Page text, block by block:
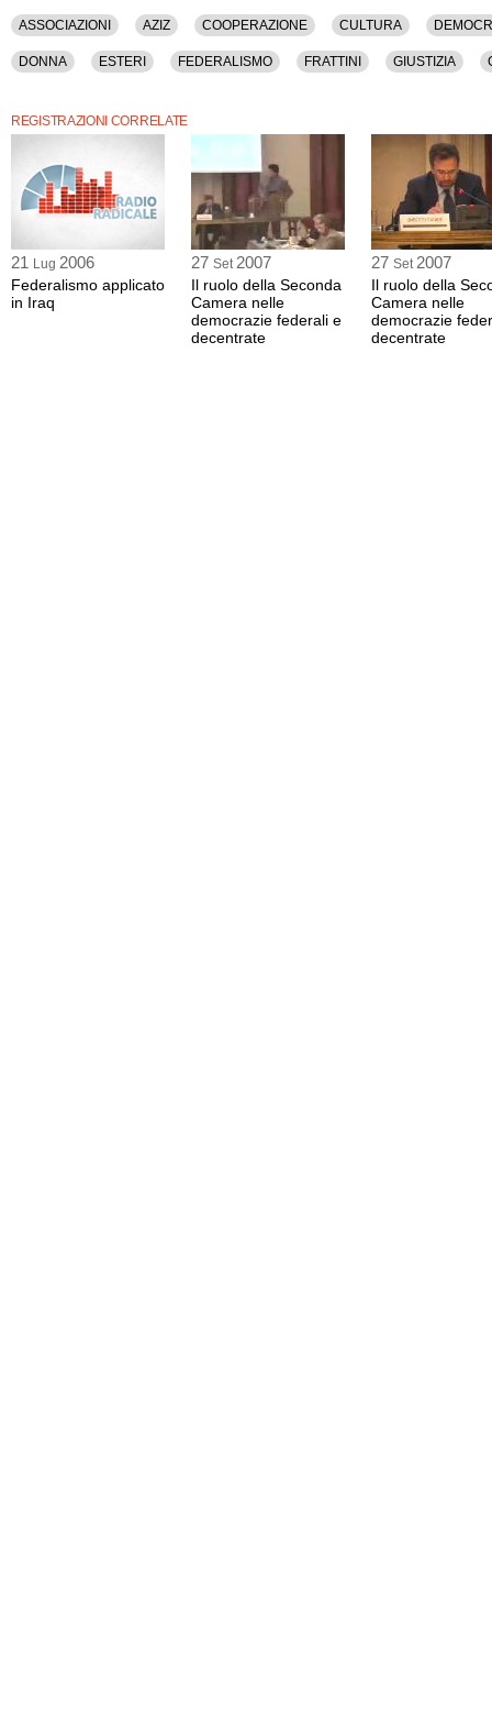
ASSOCIAZIONI AZIZ COOPERAZIONE CULTURA
DONNA ESTERI FEDERALISMO FRATTINI GIUSTIZIA
SICUREZZA SOCIETA' STATO STORIA SVILUPPO
REGISTRAZIONI CORRELATE
21 Lug 2006
Federalismo applicato
in Iraq
27 Set 2007
Il ruolo della Seconda
Camera nelle
democrazie federali e
decentrate
27 Set 2007
Il ruolo della
Camera nelle
democrazie
decentrate